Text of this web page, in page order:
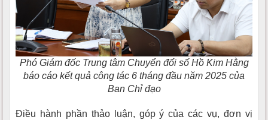
Phó Giám đốc Trung tâm Chuyển đổi số Hồ Kim Hằng
báo cáo kết quả công tác 6 tháng đầu năm 2025 của
Ban Chỉ đạo
Điều hành phần thảo luận, góp ý của các vụ, đơn vị